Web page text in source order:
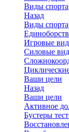
Виды спорта
Назад
Виды спорта
Игровые
Силовые
Ваши цели
Назад
Ваши цели
Активное
Бустеры